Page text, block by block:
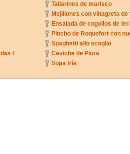
I
Tallarines de marisco
Mejillones con vinagreta
Ensalada de cogollos de
Pincho de Roquefort con
Spaghetti allo scoglio
Ceviche de Piura
Sopa fría